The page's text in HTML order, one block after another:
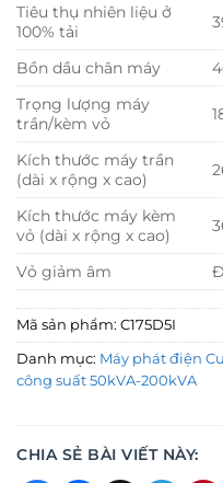
Tiêu thụ nhiên liệu ở
100% tải
Bồn dầu chân máy
Trọng lượng máy
trần/kèm vỏ
Kích thước máy trần
(dài x rộng x cao)
Kích thước máy kèm
vỏ (dài x rộng x cao)
Vỏ giảm âm
Mã sản phẩm: C175D5I
Danh mục: Máy phát điện
công suất 50kVA-200kVA
CHIA SẺ BÀI VIẾT NÀY: